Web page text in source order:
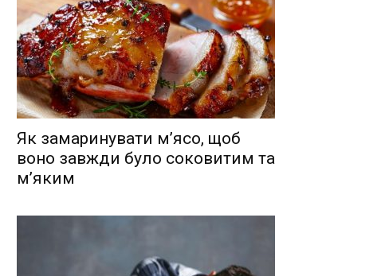
Як замаринувати м’ясо, щоб
воно завжди було соковитим та
м’яким